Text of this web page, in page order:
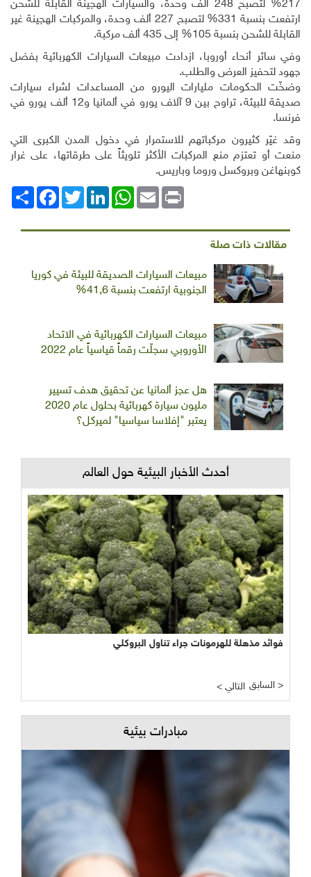
217% لتصبح 248 ألف وحدة، والسيارات الهجينة القابلة للشحن
ارتفعت بنسبة 331% لتصبح 227 ألف وحدة، والمركبات الهجينة غير
القابلة للشحن بنسبة 105% إلى 435 ألف مركبة
.
وفي سائر أنحاء أوروبا، ازدادت مبيعات السيارات الكهربائية بفضل
جهود لتحفيز العرض والطلب.
وضخّت الحكومات مليارات اليورو من المساعدات لشراء سيارات
صديقة للبيئة، تراوح بين 9 آلاف يورو في ألمانيا و12 ألف يورو في
فرنسا.
وقد غيّر كثيرون مركباتهم للاستمرار في دخول المدن الكبرى التي
منعت أو تعتزم منع المركبات الأكثر تلويثاً على طرقاتها، على غرار
كوبنهاغن وبروكسل وروما وباريس.
انشر
FacebookTwitterLinkedIn
WhatsAppEmail Print
مقالات ذات صلة
مبيعات السيارات الصديقة للبيئة في كوريا
الجنوبية ارتفعت بنسبة 41,6%
مبيعات السيارات الكهربائية في الاتحاد
الأوروبي سجلّت رقماً قياسياً عام 2022
هل عجز ألمانيا عن تحقيق هدف تسيير
مليون سيارة كهربائية بحلول عام 2020
يعتبر "إفلاسا سياسيا" لميركل؟
أحدث الأخبار البيئية حول العالم
فوائد مذهلة للهرمونات جراء تناول البروكلي
< التالي السابق >
مبادرات بيئية